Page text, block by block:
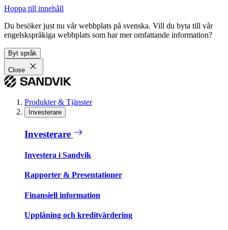
Hoppa till innehåll
Du besöker just nu vår webbplats på svenska. Vill du byta till vår
engelskspråkiga webbplats som har mer omfattande information?
Byt språk
Close
Produkter & Tjänster
Investerare
Investerare
Investera i Sandvik
Rapporter & Presentationer
Finansiell information
Upplåning och kreditvärdering